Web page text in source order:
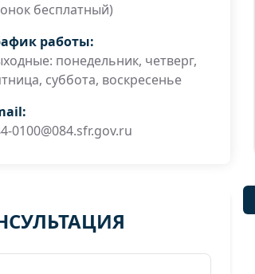
бесплатный)
работы:
понедельник, четверг,
суббота, воскресенье
0100@084.sfr.gov.ru